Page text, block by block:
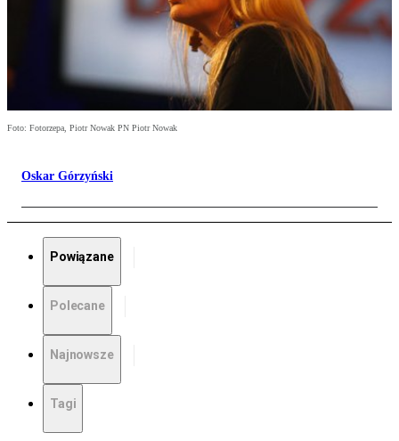
Foto: Fotorzepa, Piotr Nowak PN Piotr Nowak
Oskar Górzyński
Powiązane
Polecane
Najnowsze
Tagi